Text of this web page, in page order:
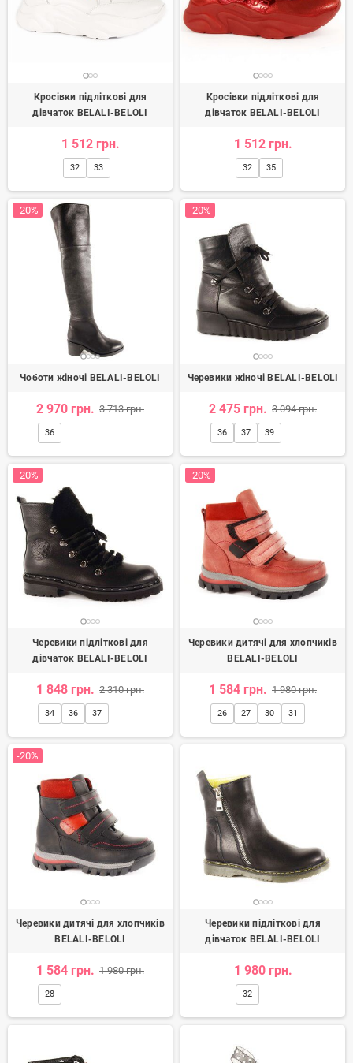
Кросівки підліткові для
дівчаток BELALI-BELOLI
1 512 грн.
32 33
Кросівки підліткові для
дівчаток BELALI-BELOLI
1 512 грн.
32 35
-20%
Чоботи жіночі BELALI-BELOLI
2 970 грн. 3 713 грн.
36
-20%
Черевики жіночі BELALI-BELOLI
2 475 грн. 3 094 грн.
36 37 39
-20%
Черевики підліткові для
дівчаток BELALI-BELOLI
1 848 грн. 2 310 грн.
34 36 37
-20%
Черевики дитячі для хлопчиків
BELALI-BELOLI
1 584 грн. 1 980 грн.
26 27 30 31
-20%
Черевики дитячі для хлопчиків
BELALI-BELOLI
1 584 грн. 1 980 грн.
28
Черевики підліткові для
дівчаток BELALI-BELOLI
1 980 грн.
32